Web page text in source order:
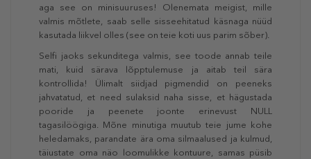
aga see on minisuuruses! Olenemata meigist, mille
valmis mõtlete, saab selle sisseehitatud käsnaga nüüd
kasutada liikvel olles (see on teie koti uus parim sõber).
Selfi jaoks sekunditega valmis, see toode annab teile
mati, kuid särava lõpptulemuse ja aitab teil sära
kontrollida! Ülimalt siidjad pigmendid on peeneks
jahvatatud, et need sulaksid naha sisse, et hägustada
pooride ja peenete joonte erinevust NULL
tagasilöögiga. Mõne minutiga muutub teie jume kohe
heledamaks, parandate ära oma silmaalused ja kulmud,
täiustate oma näo loomulikke kontuure, samas püsib